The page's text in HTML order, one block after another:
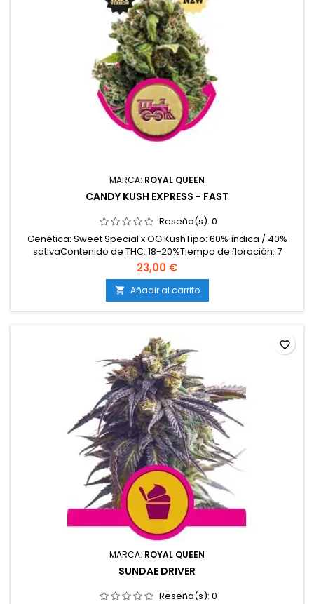
MARCA: ROYAL QUEEN
CANDY KUSH EXPRESS - FAST
Reseña(s): 0
Genética: Sweet Special x OG KushTipo: 60% índica / 40%
sativaContenido de THC: 18-20%Tiempo de floración: 7
semanasProducción en interior: 475-525 g/m²Producción en
exterior: 450-500 g/plantaAltura: 80-130 cm en interior; hasta
200 cm en exteriorAromas y sabores: Dulces, afrutados
(caramelo y cítricos) con fondo terroso y kush...
23,00 €
 Añadir al carrito
MARCA: ROYAL QUEEN
SUNDAE DRIVER
Reseña(s): 0
favorite_border